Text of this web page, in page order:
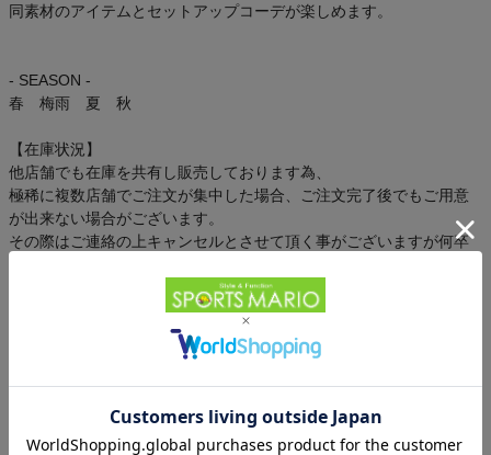
同素材のアイテムとセットアップコーデが楽しめます。
- SEASON -
春 梅雨 夏 秋
【在庫状況】
他店舗でも在庫を共有し販売しております為、
極稀に複数店舗でご注文が集中した場合、ご注文完了後でもご用意
が出来ない場合がございます。
その際はご連絡の上キャンセルとさせて頂く事がございますが何卒
実店舗と価格が異なる場合がございます。あらかじめご了承下さ